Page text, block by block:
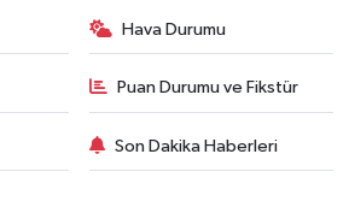
Hava Durumu
Puan Durumu ve Fikstür
Son Dakika Haberleri